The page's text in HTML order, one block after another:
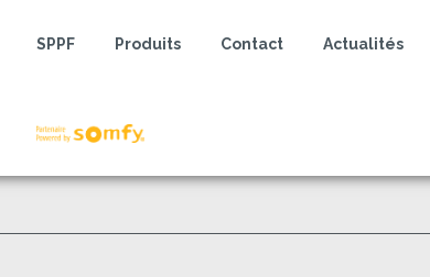
SPPF Produits Contact Actualités